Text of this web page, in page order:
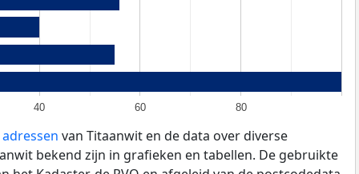
40 60 80
van Titaanwit en de data over diverse
bekend zijn in grafieken en tabellen. De gebruikte